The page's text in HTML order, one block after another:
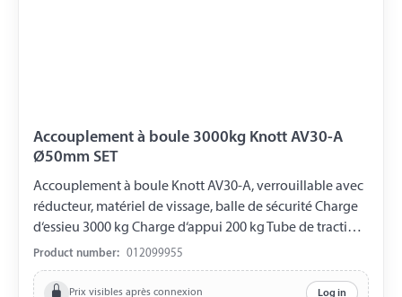
Accouplement à boule 3000kg Knott AV30-A
Ø50mm SET
Accouplement à boule Knott AV30-A, verrouillable avec
réducteur, matériel de vissage, balle de sécurité Charge
d‘essieu 3000 kg Charge d‘appui 200 kg Tube de traction-
Ø 50 mm Réducteur à Ø 45 mm Trou horizontal Ø 12,5
mm Trou vertical Ø 12,5 mm Distance entre les trous 40
mm
Product number: 012099955
Prix visibles après connexion Log in